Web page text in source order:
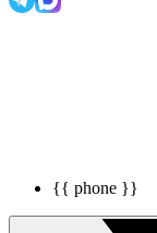
{{ phone }}